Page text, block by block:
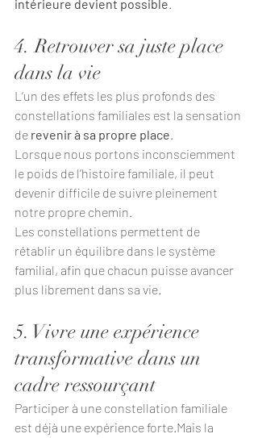
intérieure devient possible.
4. Retrouver sa juste place
dans la vie
L’un des effets les plus profonds des
constellations familiales est la sensation
de revenir à sa propre place.
Lorsque nous portons inconsciemment
le poids de l’histoire familiale, il peut
devenir difficile de suivre pleinement
notre propre chemin.
Les constellations permettent de
rétablir un équilibre dans le système
familial, afin que chacun puisse avancer
plus librement dans sa vie.
5. Vivre une expérience
transformative dans un
cadre ressourçant
Participer à une constellation familiale
est déjà une expérience forte.Mais la